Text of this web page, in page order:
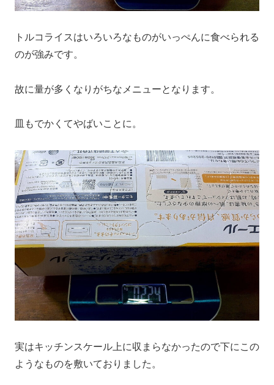
トルコライスはいろいろなものがいっぺんに食べられる
のが強みです。
故に量が多くなりがちなメニューとなります。
皿もでかくてやばいことに。
実はキッチンスケール上に収まらなかったので下にこの
ようなものを敷いておりました。